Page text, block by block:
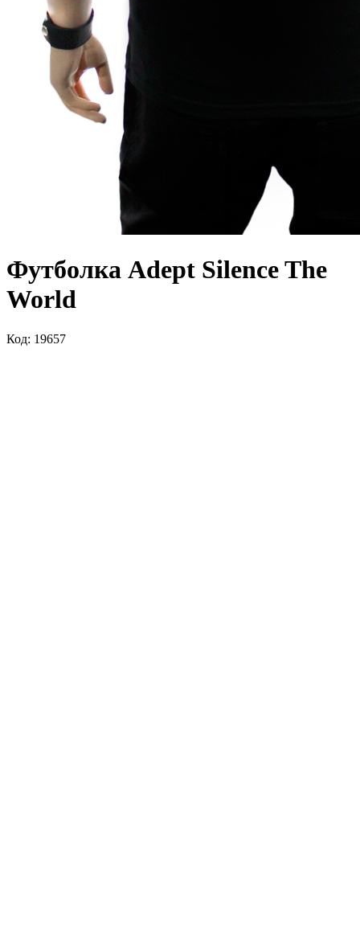
Футболка Adept Silence The
World
Код: 19657